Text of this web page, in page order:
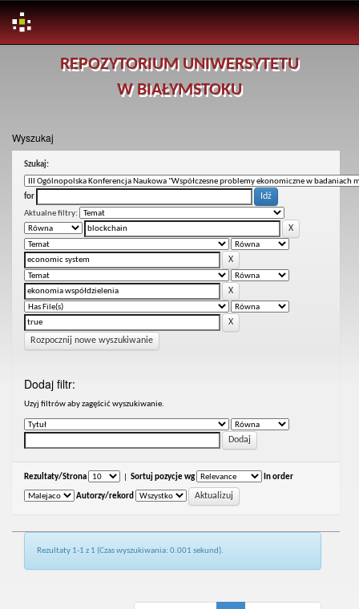
REPOZYTORIUM UNIWERSYTETU
W BIAŁYMSTOKU
Wyszukaj
Szukaj:
for
Aktualne filtry:
Rozpocznij nowe wyszukiwanie
Dodaj filtr:
Uzyj filtrów aby zagęścić wyszukiwanie.
Rezultaty/Strona Sortuj pozycje wg In order
Autorzy/rekord
Rezultaty 1-1 z 1 (Czas wyszukiwania: 0.001 sekund).